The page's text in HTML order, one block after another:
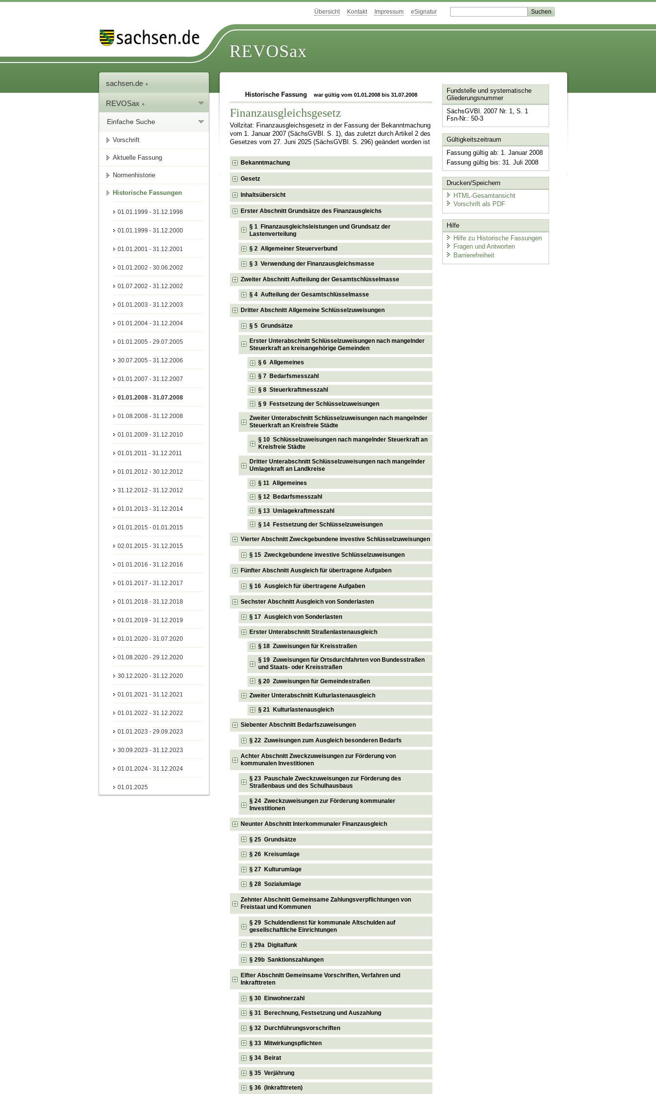
Übersicht Kontakt Impressum eSignatur
REVOSax
sachsen.de
REVOSax
Einfache Suche
Vorschrift
Aktuelle Fassung
Normenhistorie
Historische Fassungen
01.01.1999 - 31.12.1998
01.01.1999 - 31.12.2000
01.01.2001 - 31.12.2001
01.01.2002 - 30.06.2002
01.07.2002 - 31.12.2002
01.01.2003 - 31.12.2003
01.01.2004 - 31.12.2004
01.01.2005 - 29.07.2005
30.07.2005 - 31.12.2006
01.01.2007 - 31.12.2007
01.01.2008 - 31.07.2008
01.08.2008 - 31.12.2008
01.01.2009 - 31.12.2010
01.01.2011 - 31.12.2011
01.01.2012 - 30.12.2012
31.12.2012 - 31.12.2012
01.01.2013 - 31.12.2014
01.01.2015 - 01.01.2015
02.01.2015 - 31.12.2015
01.01.2016 - 31.12.2016
01.01.2017 - 31.12.2017
01.01.2018 - 31.12.2018
01.01.2019 - 31.12.2019
01.01.2020 - 31.07.2020
01.08.2020 - 29.12.2020
30.12.2020 - 31.12.2020
01.01.2021 - 31.12.2021
01.01.2022 - 31.12.2022
01.01.2023 - 29.09.2023
30.09.2023 - 31.12.2023
01.01.2024 - 31.12.2024
01.01.2025
Historische Fassung war gültig vom 01.01.2008 bis 31.07.2008
Finanzausgleichsgesetz
Vollzitat: Finanzausgleichsgesetz in der Fassung der Bekanntmachung
vom 1. Januar 2007 (SächsGVBl. S. 1), das zuletzt durch Artikel 2 des
Gesetzes vom 27. Juni 2025 (SächsGVBl. S. 296) geändert worden ist
Bekanntmachung
Gesetz
Inhaltsübersicht
Erster Abschnitt Grundsätze des Finanzausgleichs
§ 1 Finanzausgleichsleistungen und Grundsatz der
Lastenverteilung
§ 2 Allgemeiner Steuerverbund
§ 3 Verwendung der Finanzausgleichsmasse
Zweiter Abschnitt Aufteilung der Gesamtschlüsselmasse
§ 4 Aufteilung der Gesamtschlüsselmasse
Dritter Abschnitt Allgemeine Schlüsselzuweisungen
§ 5 Grundsätze
Erster Unterabschnitt Schlüsselzuweisungen nach mangelnder
Steuerkraft an kreisangehörige Gemeinden
§ 6 Allgemeines
§ 7 Bedarfsmesszahl
§ 8 Steuerkraftmesszahl
§ 9 Festsetzung der Schlüsselzuweisungen
Zweiter Unterabschnitt Schlüsselzuweisungen nach mangelnder
Steuerkraft an Kreisfreie Städte
§ 10 Schlüsselzuweisungen nach mangelnder Steuerkraft an
Kreisfreie Städte
Dritter Unterabschnitt Schlüsselzuweisungen nach mangelnder
Umlagekraft an Landkreise
§ 11 Allgemeines
§ 12 Bedarfsmesszahl
§ 13 Umlagekraftmesszahl
§ 14 Festsetzung der Schlüsselzuweisungen
Vierter Abschnitt Zweckgebundene investive Schlüsselzuweisungen
§ 15 Zweckgebundene investive Schlüsselzuweisungen
Fünfter Abschnitt Ausgleich für übertragene Aufgaben
§ 16 Ausgleich für übertragene Aufgaben
Sechster Abschnitt Ausgleich von Sonderlasten
§ 17 Ausgleich von Sonderlasten
Erster Unterabschnitt Straßenlastenausgleich
§ 18 Zuweisungen für Kreisstraßen
§ 19 Zuweisungen für Ortsdurchfahrten von Bundesstraßen
und Staats- oder Kreisstraßen
§ 20 Zuweisungen für Gemeindestraßen
Zweiter Unterabschnitt Kulturlastenausgleich
§ 21 Kulturlastenausgleich
Siebenter Abschnitt Bedarfszuweisungen
§ 22 Zuweisungen zum Ausgleich besonderen Bedarfs
Achter Abschnitt Zweckzuweisungen zur Förderung von
kommunalen Investitionen
§ 23 Pauschale Zweckzuweisungen zur Förderung des
Straßenbaus und des Schulhausbaus
§ 24 Zweckzuweisungen zur Förderung kommunaler
Investitionen
Neunter Abschnitt Interkommunaler Finanzausgleich
§ 25 Grundsätze
§ 26 Kreisumlage
§ 27 Kulturumlage
§ 28 Sozialumlage
Zehnter Abschnitt Gemeinsame Zahlungsverpflichtungen von
Freistaat und Kommunen
§ 29 Schuldendienst für kommunale Altschulden auf
gesellschaftliche Einrichtungen
§ 29a Digitalfunk
§ 29b Sanktionszahlungen
Elfter Abschnitt Gemeinsame Vorschriften, Verfahren und
Inkrafttreten
§ 30 Einwohnerzahl
§ 31 Berechnung, Festsetzung und Auszahlung
§ 32 Durchführungsvorschriften
§ 33 Mitwirkungspflichten
§ 34 Beirat
§ 35 Verjährung
§ 36 (Inkrafttreten)
Fundstelle und systematische
Gliederungsnummer
SächsGVBl. 2007 Nr. 1, S. 1
Fsn-Nr.: 50-3
Gültigkeitszeitraum
Fassung gültig ab: 1. Januar 2008
Fassung gültig bis: 31. Juli 2008
Drucken/Speichern
HTML-Gesamtansicht
Vorschrift als PDF
Hilfe
Hilfe zu Historische Fassungen
Fragen und Antworten
Barrierefreiheit